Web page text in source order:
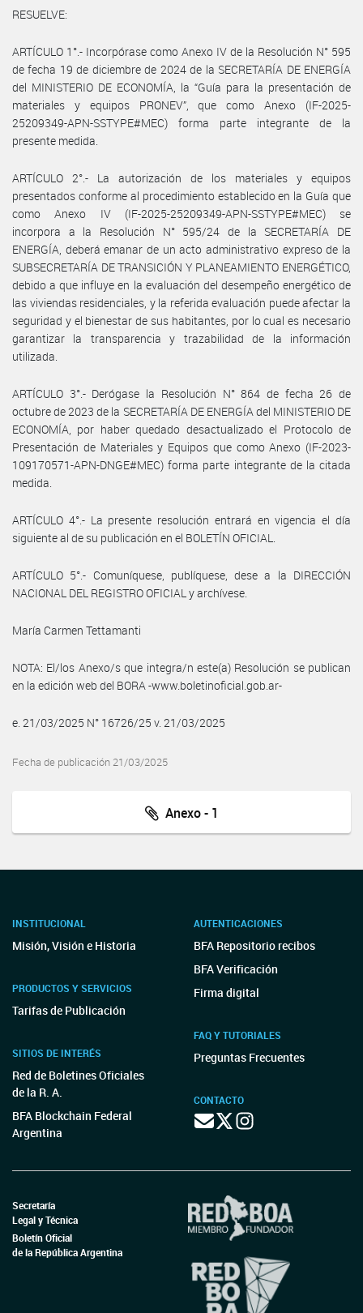
RESUELVE:
ARTÍCULO 1°.- Incorpórase como Anexo IV de la Resolución N° 595
de fecha 19 de diciembre de 2024 de la SECRETARÍA DE ENERGÍA
del MINISTERIO DE ECONOMÍA, la “Guía para la presentación de
materiales y equipos PRONEV”, que como Anexo (IF-2025-
25209349-APN-SSTYPE#MEC) forma parte integrante de la
presente medida.
ARTÍCULO 2°.- La autorización de los materiales y equipos
presentados conforme al procedimiento establecido en la Guía que
como Anexo IV (IF-2025-25209349-APN-SSTYPE#MEC) se
incorpora a la Resolución N° 595/24 de la SECRETARÍA DE
ENERGÍA, deberá emanar de un acto administrativo expreso de la
SUBSECRETARÍA DE TRANSICIÓN Y PLANEAMIENTO ENERGÉTICO,
debido a que influye en la evaluación del desempeño energético de
las viviendas residenciales, y la referida evaluación puede afectar la
seguridad y el bienestar de sus habitantes, por lo cual es necesario
garantizar la transparencia y trazabilidad de la información
utilizada.
ARTÍCULO 3°.- Derógase la Resolución N° 864 de fecha 26 de
octubre de 2023 de la SECRETARÍA DE ENERGÍA del MINISTERIO DE
ECONOMÍA, por haber quedado desactualizado el Protocolo de
Presentación de Materiales y Equipos que como Anexo (IF-2023-
109170571-APN-DNGE#MEC) forma parte integrante de la citada
medida.
ARTÍCULO 4°.- La presente resolución entrará en vigencia el día
siguiente al de su publicación en el BOLETÍN OFICIAL.
ARTÍCULO 5°.- Comuníquese, publíquese, dese a la DIRECCIÓN
NACIONAL DEL REGISTRO OFICIAL y archívese.
María Carmen Tettamanti
NOTA: El/los Anexo/s que integra/n este(a) Resolución se publican
en la edición web del BORA -www.boletinoficial.gob.ar-
e. 21/03/2025 N° 16726/25 v. 21/03/2025
Fecha de publicación 21/03/2025
Anexo - 1
INSTITUCIONAL
Misión, Visión e Historia
PRODUCTOS Y SERVICIOS
Tarifas de Publicación
SITIOS DE INTERÉS
Red de Boletines Oficiales
de la R. A.
BFA Blockchain Federal
Argentina
AUTENTICACIONES
BFA Repositorio recibos
BFA Verificación
Firma digital
FAQ Y TUTORIALES
Preguntas Frecuentes
CONTACTO
Secretaría
Legal y Técnica
Boletín Oficial
de la República Argentina